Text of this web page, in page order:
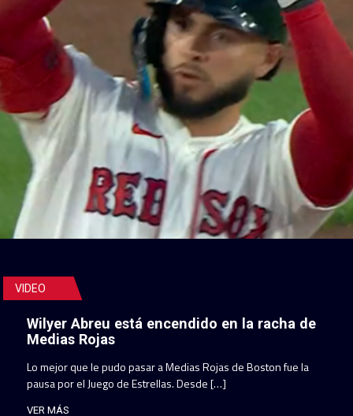
VIDEO
Wilyer Abreu está encendido en la racha de
Medias Rojas
Lo mejor que le pudo pasar a Medias Rojas de Boston fue la
pausa por el Juego de Estrellas. Desde […]
VER MÁS